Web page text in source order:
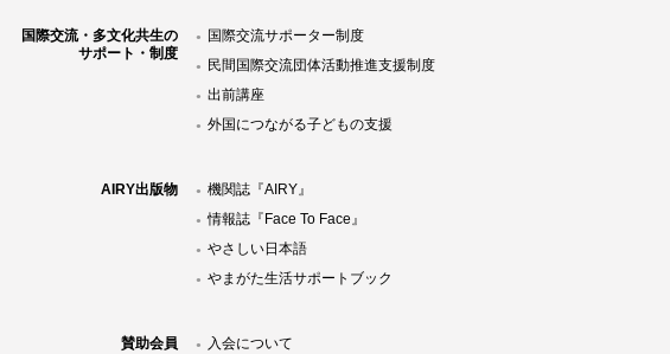
国際交流・多文化共生の
サポート・制度
国際交流サポーター制度
民間国際交流団体活動推進支援制度
出前講座
外国につながる子どもの支援
AIRY出版物
機関誌『AIRY』
情報誌『Face To Face』
やさしい日本語
やまがた生活サポートブック
賛助会員 入会について